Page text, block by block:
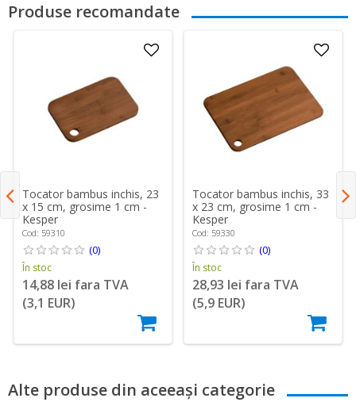
Produse recomandate
Tocator bambus inchis, 23
x 15 cm, grosime 1 cm -
Kesper
Cod: 59310
(0)
În stoc
14,88 lei fara TVA
(3,1 EUR)
Tocator bambus inchis, 33
x 23 cm, grosime 1 cm -
Kesper
Cod: 59330
(0)
În stoc
28,93 lei fara TVA
(5,9 EUR)
Alte produse din aceeași categorie